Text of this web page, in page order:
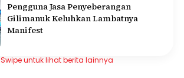
Pengguna Jasa Penyeberangan
Gilimanuk Keluhkan Lambatnya
Manifest
Swipe untuk lihat berita lainnya